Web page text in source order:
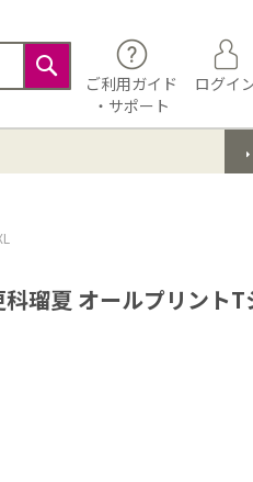
検
ご利用ガイド
・サポート
ログイ
瑠夏 オールプリント